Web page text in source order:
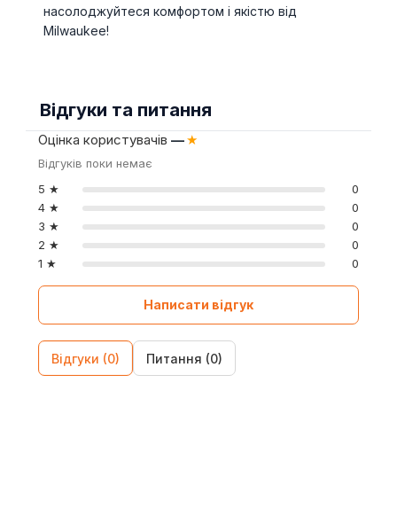
насолоджуйтеся комфортом і якістю від
Milwaukee!
Відгуки та питання
Оцінка користувачів —★
Відгуків поки немає
5 ★
0
4 ★
0
3 ★
0
2 ★
0
1 ★
0
Написати відгук
Відгуки (0) Питання (0)